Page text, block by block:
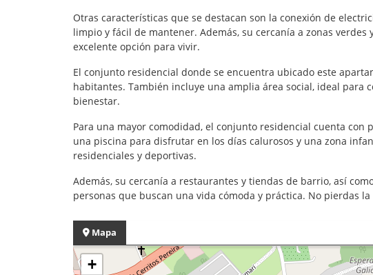
Otras características que se destacan son la conexión de
limpio y fácil de mantener. Además, su cercanía a zonas
excelente opción para vivir.
El conjunto residencial donde se encuentra ubicado este
habitantes. También incluye una amplia área social, ideal para
bienestar.
Para una mayor comodidad, el conjunto residencial cuenta
una piscina para disfrutar en los días calurosos y una zona
residenciales y deportivas.
Además, su cercanía a restaurantes y tiendas de barrio, así
personas que buscan una vida cómoda y práctica. No pierdas
Mapa
+